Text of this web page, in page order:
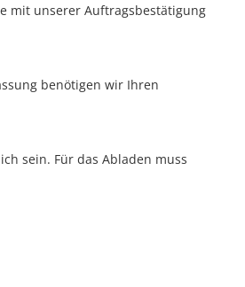
mit unserer Auftragsbestätigung
benötigen wir Ihren
sein. Für das Abladen muss